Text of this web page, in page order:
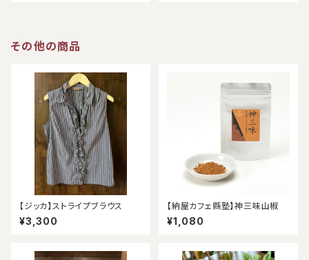
その他の商品
【ジッカ】ストライプブラウス
¥3,300
【納屋カフェ縣塾】神三味山椒
¥1,080